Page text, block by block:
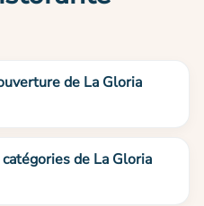
de La Gloria
de La Gloria